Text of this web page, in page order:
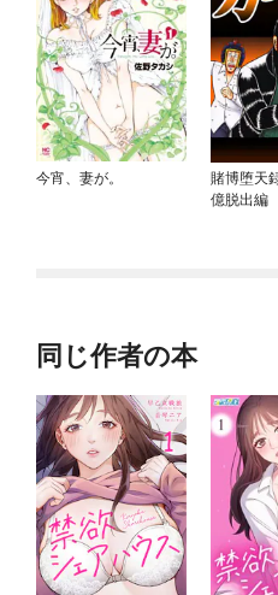
今宵、妻が。
賭博堕天
億脱出編
同じ作者の本